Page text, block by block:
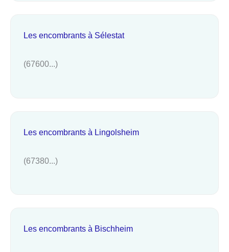
Les encombrants à Sélestat
(67600...)
Les encombrants à Lingolsheim
(67380...)
Les encombrants à Bischheim